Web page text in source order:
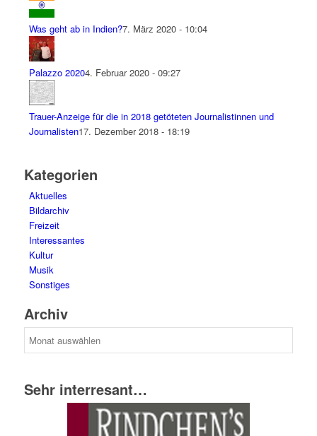
Was geht ab in Indien?7. März 2020 - 10:04
Palazzo 20204. Februar 2020 - 09:27
Trauer-Anzeige für die in 2018 getöteten Journalistinnen und
Journalisten17. Dezember 2018 - 18:19
Kategorien
Aktuelles
Bildarchiv
Freizeit
Interessantes
Kultur
Musik
Sonstiges
Archiv
Sehr interresant…